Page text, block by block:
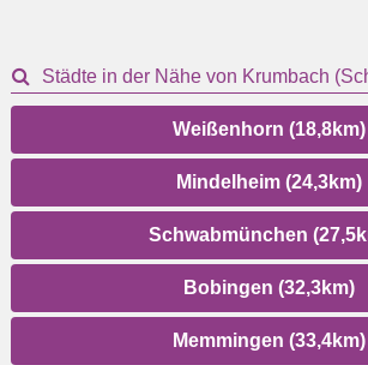
Städte in der Nähe von Krumbach
Weißenhorn (18,8km)
Mindelheim (24,3km)
Schwabmünchen
Bobingen (32,3km)
Memmingen (33,4km)